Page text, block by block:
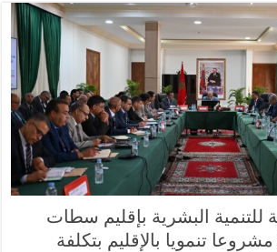
للتنمية البشرية بإقليم سطات
تصادق على 27 مشروعا تنمويا بالإقليم بتكلفة